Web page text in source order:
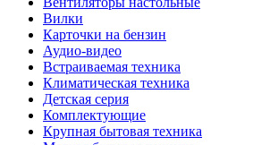
Вилки
Карточки на бензин
Аудио-видео
Встраиваемая техника
Климатическая техника
Детская серия
Комплектующие
Крупная бытовая техника